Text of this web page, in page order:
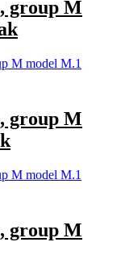
group M
group M
group M